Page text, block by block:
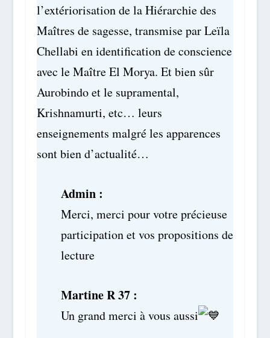
l’extériorisation de la Hiérarchie des
Maîtres de sagesse, transmise par Leïla
Chellabi en identification de conscience
avec le Maître El Morya. Et bien sûr
Aurobindo et le supramental,
Krishnamurti, etc… leurs
enseignements malgré les apparences
sont bien d’actualité…
Admin :
Merci, merci pour votre précieuse
participation et vos propositions de
lecture
Martine R 37 :
Un grand merci à vous aussi